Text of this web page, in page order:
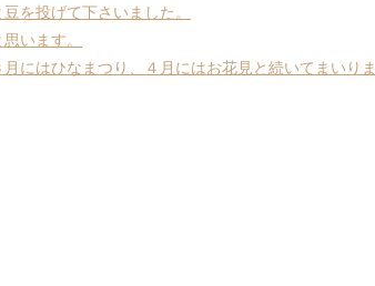
を投げて下さいました。
います。
にはひなまつり、４月にはお花見と続いてまいりま